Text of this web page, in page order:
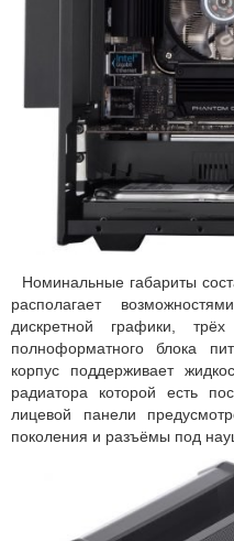
Номинальные габариты
располагает
дискретной графики,
полноформатного блока
корпус поддерживает
радиатора которой есть
лицевой панели
поколения и разъёмы под